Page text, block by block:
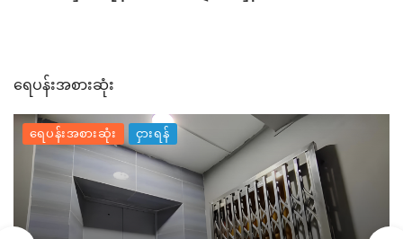
ရေပန်းအစားဆုံး
ရေပန်းအစားဆုံး ငှားရန်